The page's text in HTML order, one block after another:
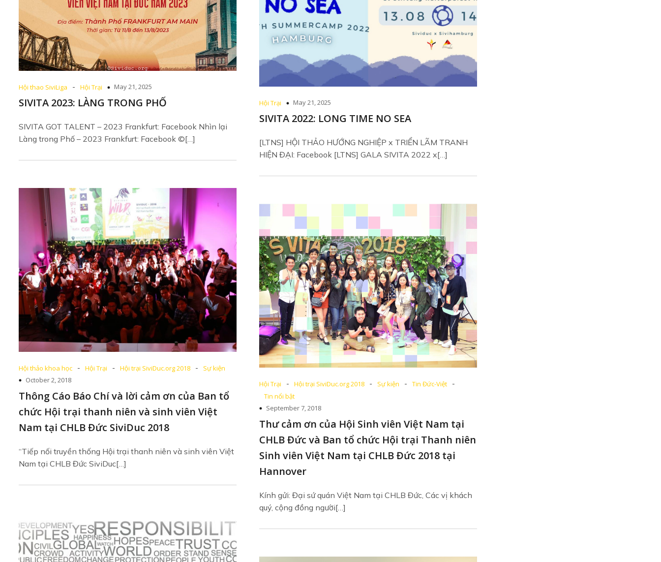
Hội thao SiviLiga - Hội Trại May 21, 2025
SIVITA 2023: LÀNG TRONG PHỐ
SIVITA GOT TALENT – 2023 Frankfurt: Facebook Nhìn lại
Làng trong Phố – 2023 Frankfurt: Facebook ©[…]
Hội Trại May 21, 2025
SIVITA 2022: LONG TIME NO SEA
[LTNS] HỘI THẢO HƯỚNG NGHIỆP x TRIỂN LÃM TRANH
HIỆN ĐẠI: Facebook [LTNS] GALA SIVITA 2022 x[…]
Hội thảo khoa học - Hội Trại - Hội trại SiviDuc.org 2018 -
Sự kiện
October 2, 2018
Thông Cáo Báo Chí và lời cảm ơn của Ban tổ
chức Hội trại thanh niên và sinh viên Việt
Nam tại CHLB Đức SiviDuc 2018
“Tiếp nối truyền thống Hội trại thanh niên và sinh viên Việt
Nam tại CHLB Đức SiviDuc[…]
Hội Trại - Hội trại SiviDuc.org 2018 - Sự kiện - Tin Đức-Việt -
Tin nổi bật
September 7, 2018
Thư cảm ơn của Hội Sinh viên Việt Nam tại
CHLB Đức và Ban tổ chức Hội trại Thanh niên
Sinh viên Việt Nam tại CHLB Đức 2018 tại
Hannover
Kính gửi: Đại sứ quán Việt Nam tại CHLB Đức, Các vị khách
quý, cộng đồng người[…]